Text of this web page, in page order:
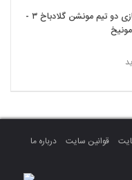
خلاصه بازی دو تیم مونشن گلادباخ ۳ -
قوانین سایت
درباره ما